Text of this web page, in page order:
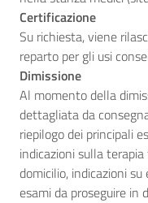
Certificazione
Su richiesta, viene
reparto per gli usi
Dimissione
Al momento della
dettagliata da
riepilogo dei principali
indicazioni sulla
domicilio, indicazioni
esami da proseguire in